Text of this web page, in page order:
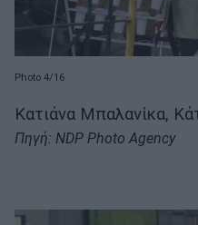
Photo 4/16
Κατιάνα Μπαλανίκα,
Πηγή: NDP Photo Agency